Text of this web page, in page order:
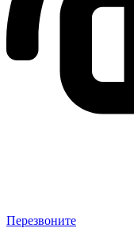
Перезвоните